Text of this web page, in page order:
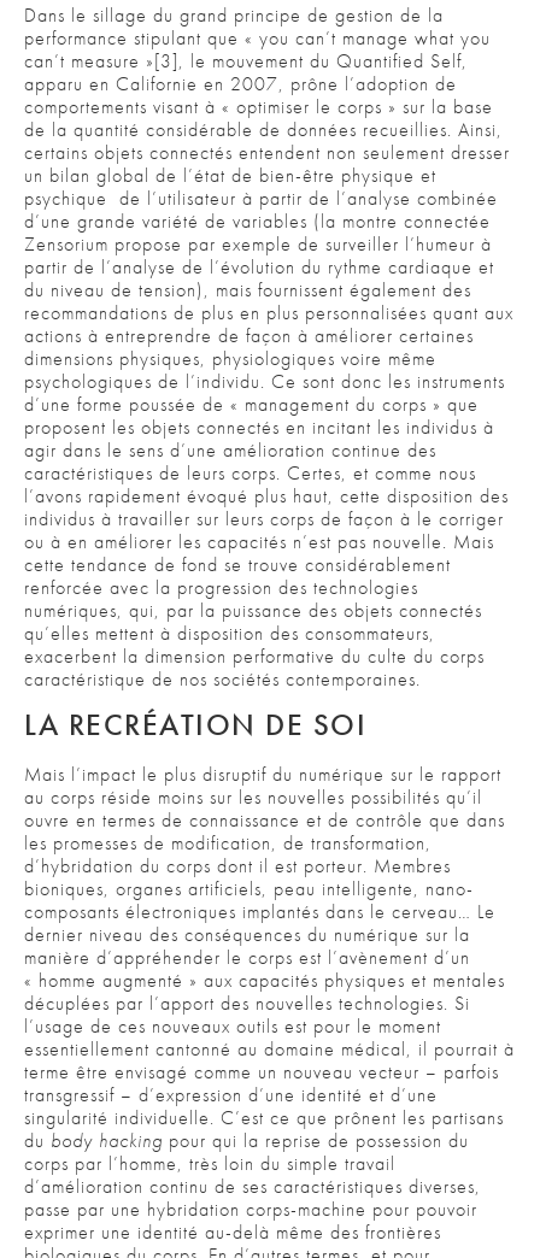
Dans le sillage du grand principe de gestion de la
performance stipulant que « you can’t manage what you
can’t measure »[3], le mouvement du Quantified Self,
apparu en Californie en 2007, prône l’adoption de
comportements visant à « optimiser le corps » sur la base
de la quantité considérable de données recueillies. Ainsi,
certains objets connectés entendent non seulement dresser
un bilan global de l’état de bien-être physique et
psychique de l’utilisateur à partir de l’analyse combinée
d’une grande variété de variables (la montre connectée
Zensorium propose par exemple de surveiller l’humeur à
partir de l’analyse de l’évolution du rythme cardiaque et
du niveau de tension), mais fournissent également des
recommandations de plus en plus personnalisées quant aux
actions à entreprendre de façon à améliorer certaines
dimensions physiques, physiologiques voire même
psychologiques de l’individu. Ce sont donc les instruments
d’une forme poussée de « management du corps » que
proposent les objets connectés en incitant les individus à
agir dans le sens d’une amélioration continue des
caractéristiques de leurs corps. Certes, et comme nous
l’avons rapidement évoqué plus haut, cette disposition des
individus à travailler sur leurs corps de façon à le corriger
ou à en améliorer les capacités n’est pas nouvelle. Mais
cette tendance de fond se trouve considérablement
renforcée avec la progression des technologies
numériques, qui, par la puissance des objets connectés
qu’elles mettent à disposition des consommateurs,
exacerbent la dimension performative du culte du corps
caractéristique de nos sociétés contemporaines.
LA RECRÉATION DE SOI
Mais l’impact le plus disruptif du numérique sur le rapport
au corps réside moins sur les nouvelles possibilités qu’il
ouvre en termes de connaissance et de contrôle que dans
les promesses de modification, de transformation,
d’hybridation du corps dont il est porteur. Membres
bioniques, organes artificiels, peau intelligente, nano-
composants électroniques implantés dans le cerveau… Le
dernier niveau des conséquences du numérique sur la
manière d’appréhender le corps est l’avènement d’un
« homme augmenté » aux capacités physiques et mentales
décuplées par l’apport des nouvelles technologies. Si
l’usage de ces nouveaux outils est pour le moment
essentiellement cantonné au domaine médical, il pourrait à
terme être envisagé comme un nouveau vecteur – parfois
transgressif – d’expression d’une identité et d’une
singularité individuelle. C’est ce que prônent les partisans
du body hacking pour qui la reprise de possession du
corps par l’homme, très loin du simple travail
d’amélioration continu de ses caractéristiques diverses,
passe par une hybridation corps-machine pour pouvoir
exprimer une identité au-delà même des frontières